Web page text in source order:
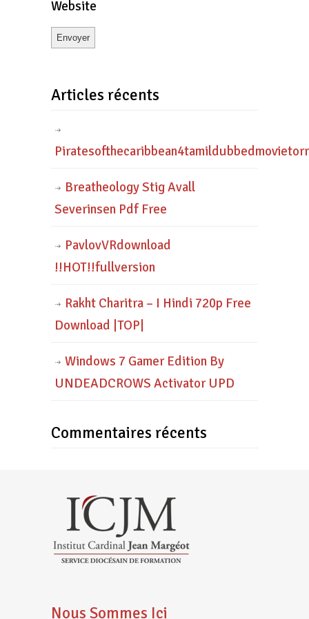
Website
Articles récents
Breatheology Stig Avall
Severinsen Pdf Free
PavlovVRdownload
!!HOT!!fullversion
Rakht Charitra – I Hindi 720p Free
Download |TOP|
Windows 7 Gamer Edition By
UNDEADCROWS Activator UPD
Commentaires récents
Nous Sommes Ici